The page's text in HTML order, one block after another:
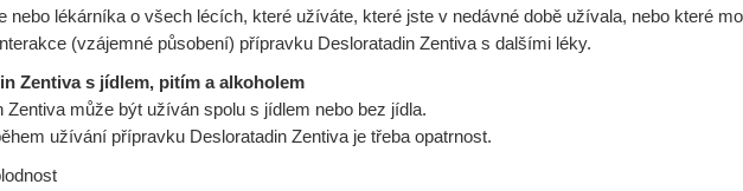
nebo lékárníka o všech lécích, které užíváte, které jste v nedávné době užívala, nebo které
(vzájemné působení) přípravku Desloratadin Zentiva s dalšími léky.
Zentiva s jídlem, pitím a alkoholem
Zentiva může být užíván spolu s jídlem nebo bez jídla.
užívání přípravku Desloratadin Zentiva je třeba opatrnost.